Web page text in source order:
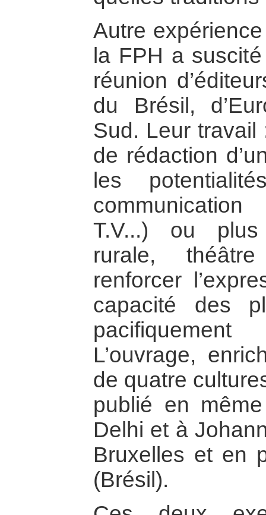
Autre
la FPH a
réunion
du Brésil,
Sud. Leur
de rédaction
les
T.V...) ou plus
rurale,
renforcer
capacité des
L’ouvrage,
de quatre
publié en
Delhi et à
Bruxelles et en
(Brésil).